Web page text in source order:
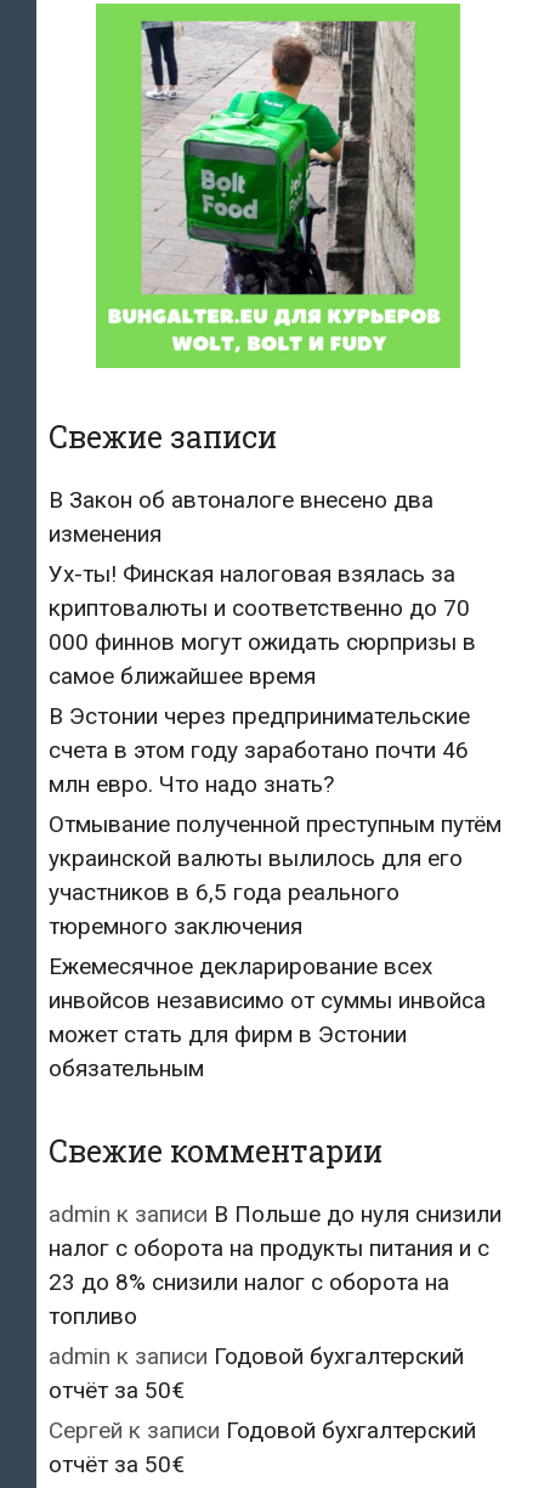
Свежие записи
В Закон об автоналоге внесено два
изменения
Ух-ты! Финская налоговая взялась за
криптовалюты и соответственно до 70
000 финнов могут ожидать сюрпризы в
самое ближайшее время
В Эстонии через предпринимательские
счета в этом году заработано почти 46
млн евро. Что надо знать?
Отмывание полученной преступным путём
украинской валюты вылилось для его
участников в 6,5 года реального
тюремного заключения
Ежемесячное декларирование всех
инвойсов независимо от суммы инвойса
может стать для фирм в Эстонии
обязательным
Свежие комментарии
admin к записи В Польше до нуля снизили
налог с оборота на продукты питания и с
23 до 8% снизили налог с оборота на
топливо
admin к записи Годовой бухгалтерский
отчёт за 50€
Сергей к записи Годовой бухгалтерский
отчёт за 50€